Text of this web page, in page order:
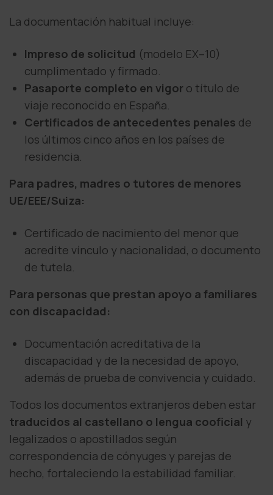
La documentación habitual incluye:
Impreso de solicitud (modelo EX–10)
cumplimentado y firmado.
Pasaporte completo en vigor o título de
viaje reconocido en España.
Certificados de antecedentes penales de
los últimos cinco años en los países de
residencia.
Para padres, madres o tutores de menores
UE/EEE/Suiza:
Certificado de nacimiento del menor que
acredite vínculo y nacionalidad, o documento
de tutela.
Para personas que prestan apoyo a familiares
con discapacidad:
Documentación acreditativa de la
discapacidad y de la necesidad de apoyo,
además de prueba de convivencia y cuidado.
Todos los documentos extranjeros deben estar
traducidos al castellano o lengua cooficial y
legalizados o apostillados según
correspondencia de cónyuges y parejas de
hecho, fortaleciendo la estabilidad familiar.